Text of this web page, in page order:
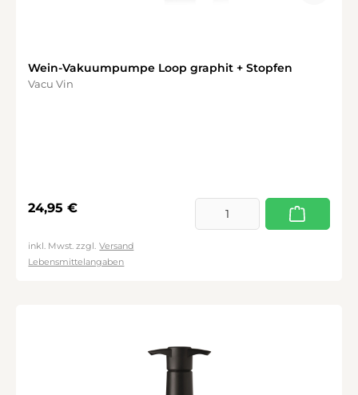
Wein-Vakuumpumpe Loop graphit + Stopfen
Vacu Vin
Regulärer Preis:
24,95 €
inkl. Mwst. zzgl. Versand
Lebensmittelangaben